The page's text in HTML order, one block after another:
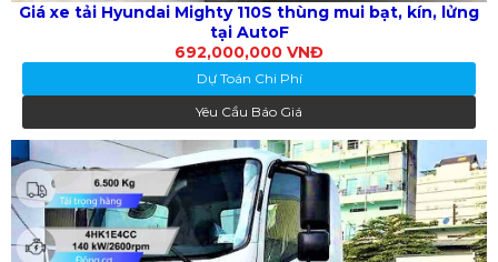
Giá xe tải Hyundai Mighty 110S thùng mui bạt, kín, lửng
tại AutoF
692,000,000 VNĐ
Dự Toán Chi Phí
Yêu Cầu Báo Giá